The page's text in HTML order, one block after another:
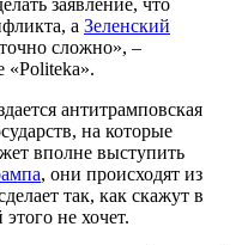
а Зеленский
сложно», –
«Politeka».
антитрамповская
на которые
вполне выступить
, они происходят из
так, как скажут в
не хочет.